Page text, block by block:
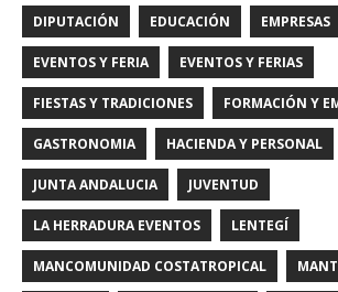
DIPUTACIÓN EDUCACIÓN EMPRESAS
EVENTOS Y FERIA EVENTOS Y FERIAS
FIESTAS Y TRADICIONES FORMACIÓN Y
GASTRONOMIA HACIENDA Y PERSONAL
JUNTA ANDALUCIA JUVENTUD
LA HERRADURA EVENTOS LENTEGÍ
MANCOMUNIDAD COSTATROPICAL